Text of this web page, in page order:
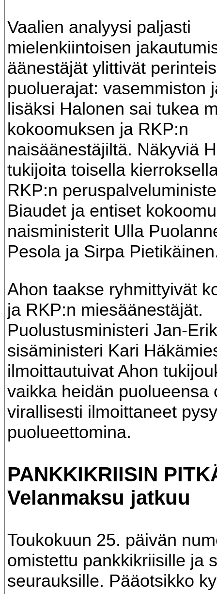
Vaalien analyysi paljasti
mielenkiintoisen
äänestäjät ylittivät
puoluerajat: vasemmiston
lisäksi Halonen sai tukea
kokoomuksen ja RKP:n
naisäänestäjiltä. Näkyviä
tukijoita toisella
RKP:n
Biaudet ja entiset
naisministerit Ulla
Pesola ja Sirpa
Ahon taakse ryhmittyivät
ja RKP:n miesäänestäjät.
Puolustusministeri Jan-
sisäministeri Kari
ilmoittautuivat Ahon
vaikka heidän puolueensa
virallisesti ilmoittaneet
puolueettomina.
PANKKIKRIISIN
Velanmaksu jatkuu
Toukokuun 25. päivän
omistettu pankkikriisille ja
seurauksille. Pääotsikko